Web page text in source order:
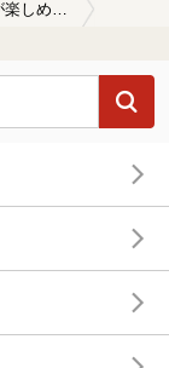
水風呂が楽しめる太海駅近くの温泉、日帰り温泉、スーパー銭湯おすすめ